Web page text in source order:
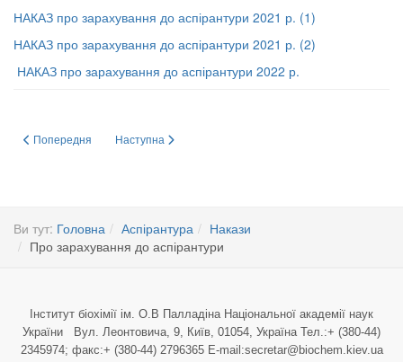
НАКАЗ про зарахування до аспірантури 2021 р. (1)
НАКАЗ про зарахування до аспірантури 2021 р. (2)
НАКАЗ про зарахування до аспірантури 2022 р.
Попередня стаття: Інші
Попередня Наступна стаття: Про відрахування з аспірантури
Наступна
Ви тут: Головна Аспірантура
Накази
Про зарахування до аспірантури
Інститут біохімії ім. О.В Палладіна Національної академії наук
України Вул. Леонтовича, 9, Київ, 01054, Україна Тел.:+ (380-44)
2345974; факс:+ (380-44) 2796365 E-mail:secretar@biochem.kiev.ua